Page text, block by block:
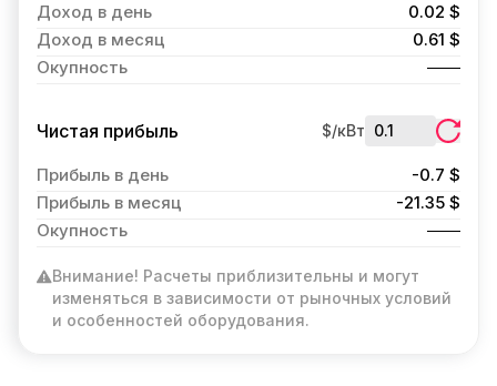
Доход в день
0.02 $
Доход в месяц
0.61 $
Окупность
Чистая прибыль $/кВт
Прибыль в день
-0.7 $
Прибыль в месяц
-21.35 $
Окупность
Внимание! Расчеты приблизительны и могут
изменяться в зависимости от рыночных условий
и особенностей оборудования.